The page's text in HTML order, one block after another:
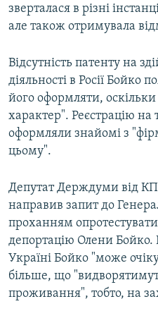
зверталася в різні
але також отримувала
Відсутність патенту на
діяльності в Росії Бойко
його оформляти, оскільки
характер". Реєстрацію на
оформляли знайомі з
цьому".
Депутат Держдуми від
направив запит до
проханням
депортацію Олени
Україні Бойко "може
більше, що
проживання", тобто, на